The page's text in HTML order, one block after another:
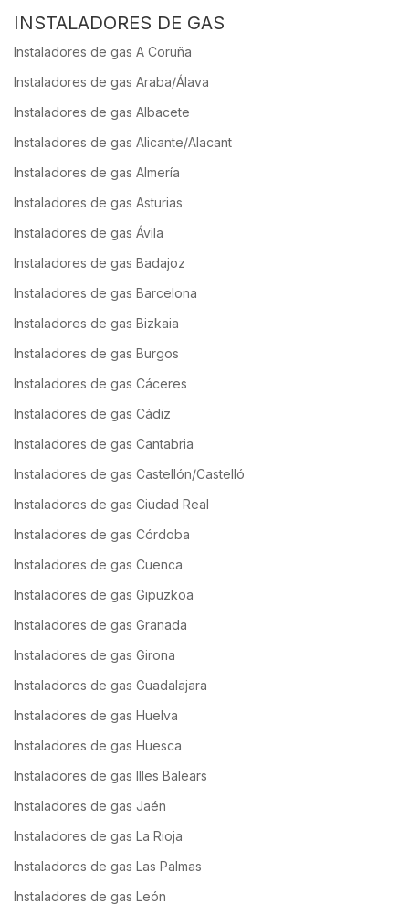
INSTALADORES DE GAS
Instaladores de gas A Coruña
Instaladores de gas Araba/Álava
Instaladores de gas Albacete
Instaladores de gas Alicante/Alacant
Instaladores de gas Almería
Instaladores de gas Asturias
Instaladores de gas Ávila
Instaladores de gas Badajoz
Instaladores de gas Barcelona
Instaladores de gas Bizkaia
Instaladores de gas Burgos
Instaladores de gas Cáceres
Instaladores de gas Cádiz
Instaladores de gas Cantabria
Instaladores de gas Castellón/Castelló
Instaladores de gas Ciudad Real
Instaladores de gas Córdoba
Instaladores de gas Cuenca
Instaladores de gas Gipuzkoa
Instaladores de gas Granada
Instaladores de gas Girona
Instaladores de gas Guadalajara
Instaladores de gas Huelva
Instaladores de gas Huesca
Instaladores de gas Illes Balears
Instaladores de gas Jaén
Instaladores de gas La Rioja
Instaladores de gas Las Palmas
Instaladores de gas León